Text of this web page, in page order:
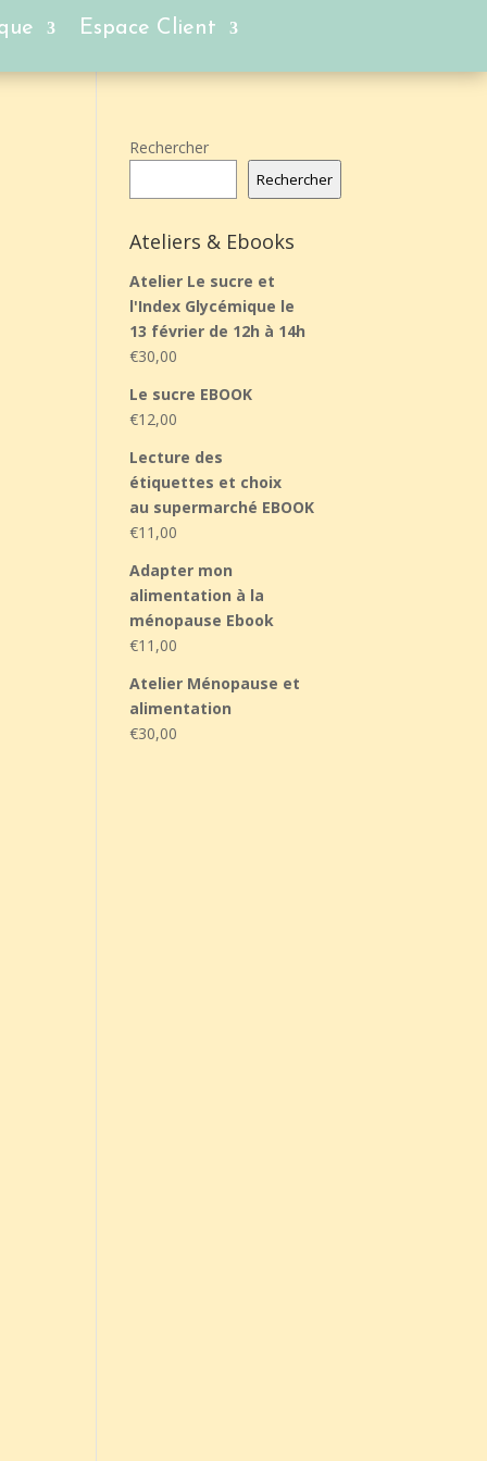
Espace Client
Rechercher
Rechercher
Ateliers & Ebooks
Atelier Le sucre et
l'Index Glycémique le
13 février de 12h à 14h
€30,00
Le sucre EBOOK
€12,00
Lecture des
étiquettes et choix
au supermarché EBOOK
€11,00
Adapter mon
alimentation à la
ménopause Ebook
€11,00
Atelier Ménopause et
alimentation
€30,00